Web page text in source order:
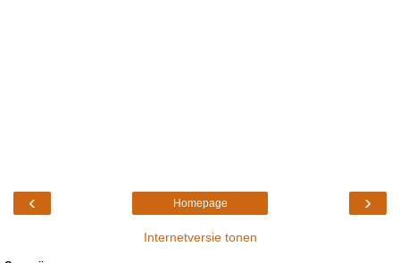
‹ ›
Homepage
Internetversie tonen